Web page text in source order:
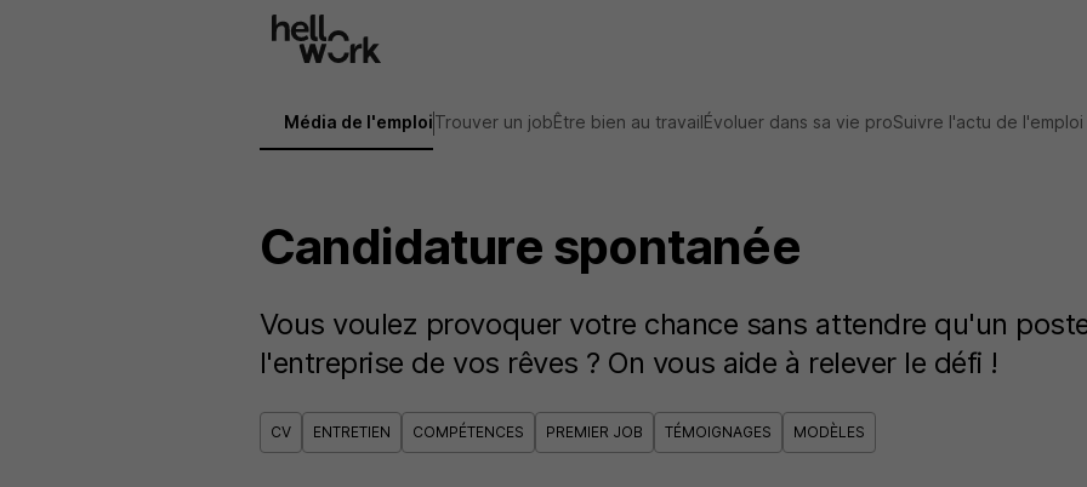
Média de l'emploiTrouver un jobÊtre bien au travailÉvoluer dans sa vie proSuivre l'actu de l'emploi
Candidature spontanée
Vous voulez provoquer votre chance sans attendre qu'un
l'entreprise de vos rêves ? On vous aide à relever le défi !
CV ENTRETIEN COMPÉTENCES PREMIER JOB TÉMOIGNAGES MODÈLES